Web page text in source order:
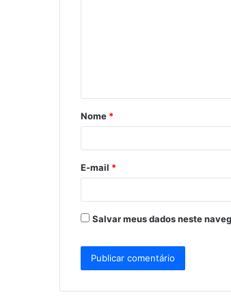
á
r
*
Nome *
E-mail *
Salvar meus dados neste